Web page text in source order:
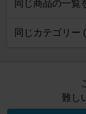
同じ商品の一覧
同じカテゴリー (
難し